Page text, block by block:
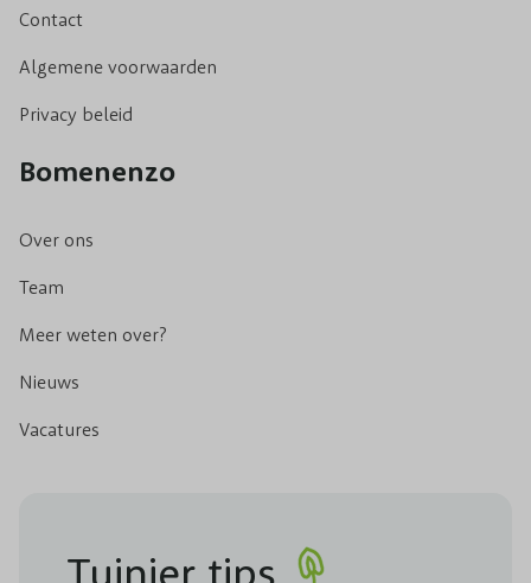
Contact
Algemene voorwaarden
Privacy beleid
Bomenenzo
Over ons
Team
Meer weten over?
Nieuws
Vacatures
Tuinier tips